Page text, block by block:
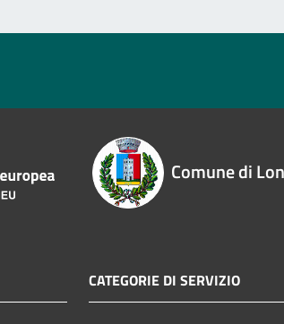
Comune di
CATEGORIE DI SERVIZIO